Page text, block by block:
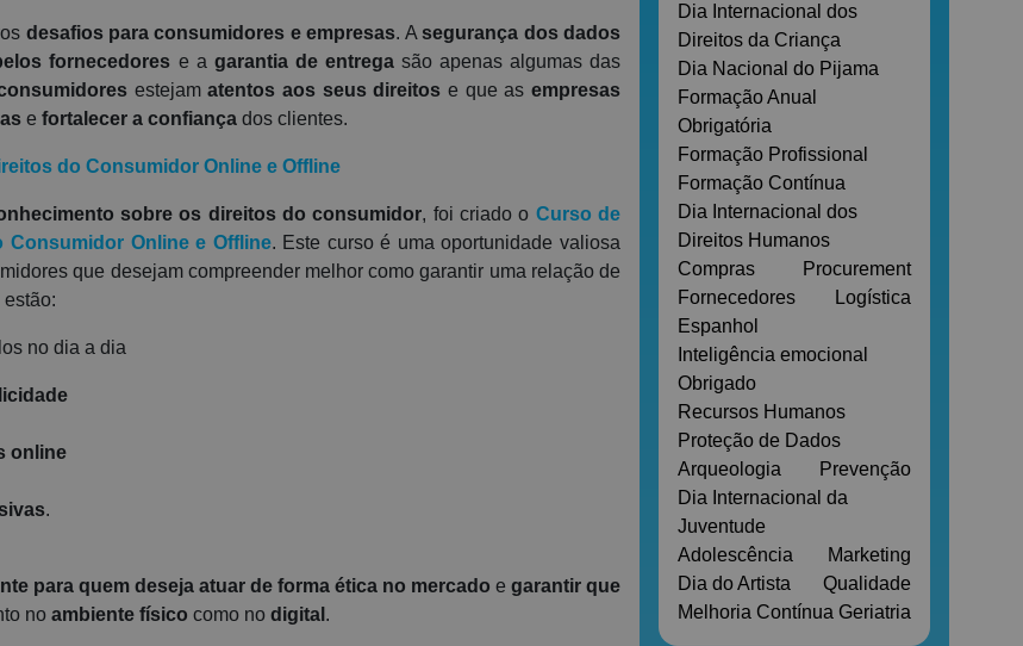
Dia Internacional dos
Direitos da Criança
Dia Nacional do Pijama
Formação Anual
Obrigatória
Formação Profissional
Formação Contínua
Dia Internacional dos
Direitos Humanos
Compras
Procurement
Fornecedores
Logística
Espanhol
Inteligência emocional
Obrigado
Recursos Humanos
Proteção de Dados
Arqueologia
Prevenção
Dia Internacional da
Juventude
Adolescência
Marketing
Dia do Artista
Qualidade
Melhoria Contínua Geriatria
desafios para consumidores e empresas. Asegurança dos dados
fornecedores e a garantia de entrega são apenas algumas das
estejamatentos aos seus direitos e que asempresas
e fortalecer a confiança dos clientes.
do Consumidor Online e Offline
sobre os direitos do consumidor, foi criado o Curso de
Consumidor Online e Offline. Este curso é uma oportunidade valiosa
que desejam compreender melhor como garantir uma relação de
no dia a dia
online
.
para quem deseja atuar de forma ética no mercado e garantir que
no ambiente físico como no digital .